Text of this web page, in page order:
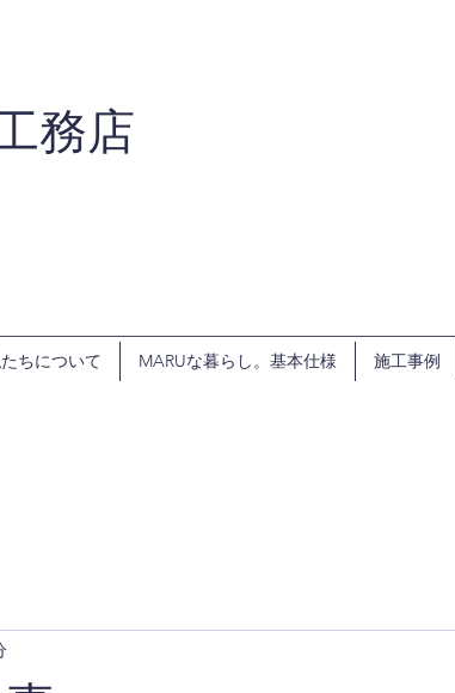
務店
ちについて MARUな暮らし。基本仕様 施工事例